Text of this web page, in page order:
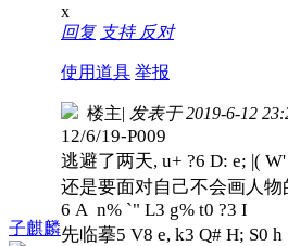
x
回复 支持 反对
使用道具 举报
子麒麟
楼主| 发表于 2019-6-12
12/6/19-P009
逃避了两天, u+ ?6 D: e; |(
还是要面对自己不会画人物
6 A n% `" L3 g% t0 ?3 I
先临摹5 V8 e, k3 Q# H; S0 h